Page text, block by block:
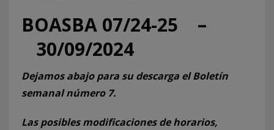
BOASBA 07/24-25 –
30/09/2024
Dejamos abajo para su descarga el Boletín
semanal número 7.
Las posibles modificaciones de horarios,